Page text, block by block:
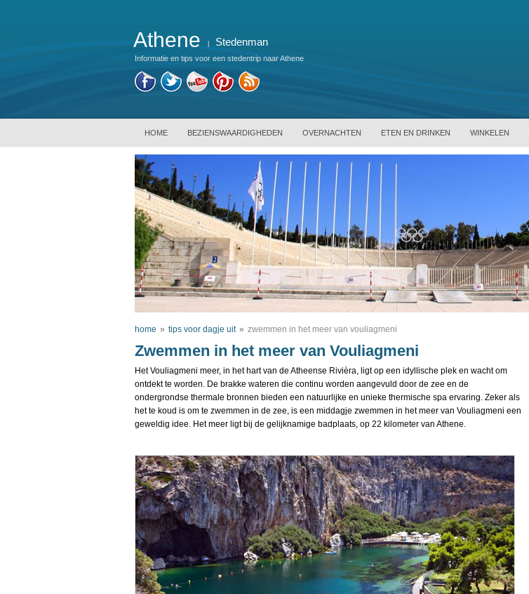
Athene Stedenman
Informatie en tips voor een stedentrip naar Athene
HOME BEZIENSWAARDIGHEDEN OVERNACHTEN ETEN EN DRINKEN WINKELEN
home » tips voor dagje uit » zwemmen in het meer van vouliagmeni
Zwemmen in het meer van Vouliagmeni
Het Vouliagmeni meer, in het hart van de Atheense Rivièra, ligt op een idyllische plek en wacht om
ontdekt te worden. De brakke wateren die continu worden aangevuld door de zee en de
ondergrondse thermale bronnen bieden een natuurlijke en unieke thermische spa ervaring. Zeker als
het te koud is om te zwemmen in de zee, is een middagje zwemmen in het meer van Vouliagmeni een
geweldig idee. Het meer ligt bij de gelijknamige badplaats, op 22 kilometer van Athene.